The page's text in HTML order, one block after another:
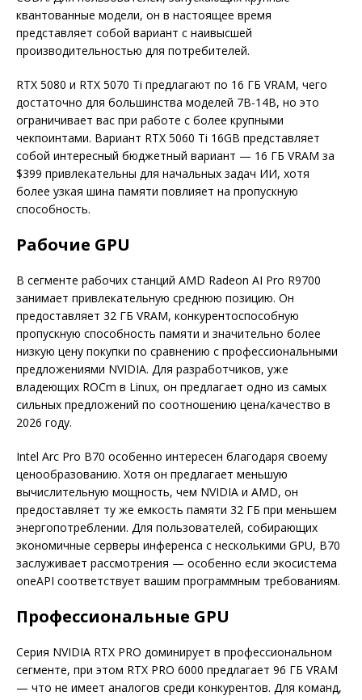
квантованные модели, он в настоящее время
представляет собой вариант с наивысшей
производительностью для потребителей.
RTX 5080 и RTX 5070 Ti предлагают по 16 ГБ VRAM, чего
достаточно для большинства моделей 7B-14B, но это
ограничивает вас при работе с более крупными
чекпоинтами. Вариант RTX 5060 Ti 16GB представляет
собой интересный бюджетный вариант — 16 ГБ VRAM за
$399 привлекательны для начальных задач ИИ, хотя
более узкая шина памяти повлияет на пропускную
способность.
Рабочие GPU
В сегменте рабочих станций AMD Radeon AI Pro R9700
занимает привлекательную среднюю позицию. Он
предоставляет 32 ГБ VRAM, конкурентоспособную
пропускную способность памяти и значительно более
низкую цену покупки по сравнению с профессиональными
предложениями NVIDIA. Для разработчиков, уже
владеющих ROCm в Linux, он предлагает одно из самых
сильных предложений по соотношению цена/качество в
2026 году.
Intel Arc Pro B70 особенно интересен благодаря своему
ценообразованию. Хотя он предлагает меньшую
вычислительную мощность, чем NVIDIA и AMD, он
предоставляет ту же емкость памяти 32 ГБ при меньшем
энергопотреблении. Для пользователей, собирающих
экономичные серверы инференса с несколькими GPU, B70
заслуживает рассмотрения — особенно если экосистема
oneAPI соответствует вашим программным требованиям.
Профессиональные GPU
Серия NVIDIA RTX PRO доминирует в профессиональном
сегменте, при этом RTX PRO 6000 предлагает 96 ГБ VRAM
— что не имеет аналогов среди конкурентов. Для команд,